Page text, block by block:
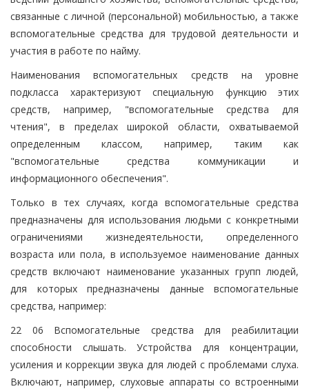
связанные с личной (персональной) мобильностью, а также
вспомогательные средства для трудовой деятельности и
участия в работе по найму.
Наименования вспомогательных средств на уровне
подкласса характеризуют специальную функцию этих
средств, например, "вспомогательные средства для
чтения", в пределах широкой области, охватываемой
определенным классом, например, таким как
"вспомогательные средства коммуникации и
информационного обеспечения".
Только в тех случаях, когда вспомогательные средства
предназначены для использования людьми с конкретными
ограничениями жизнедеятельности, определенного
возраста или пола, в используемое наименование данных
средств включают наименование указанных групп людей,
для которых предназначены данные вспомогательные
средства, например:
22 06 Вспомогательные средства для реабилитации
способности слышать. Устройства для концентрации,
усиления и коррекции звука для людей с проблемами слуха.
Включают, например, слуховые аппараты со встроенными